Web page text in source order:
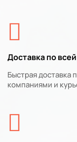
Доставка по
Быстрая доставка
компаниями и